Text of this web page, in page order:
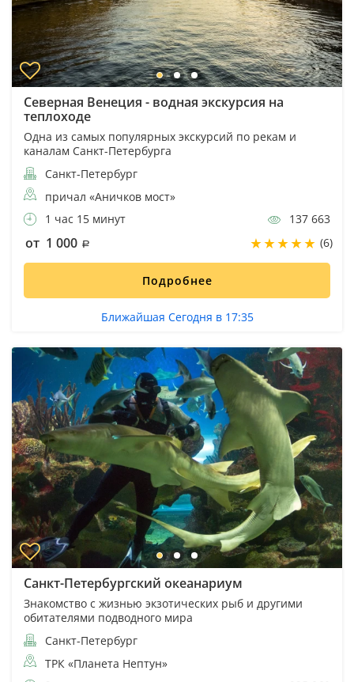
Северная Венеция - водная экскурсия на
теплоходе
Одна из самых популярных экскурсий по рекам и
каналам Санкт-Петербурга
Санкт-Петербург
причал «Аничков мост»
1 час 15 минут
137 663
от 1 000 (6)
Подробнее
Ближайшая Сегодня в 17:35
Санкт-Петербургский океанариум
Знакомство с жизнью экзотических рыб и другими
обитателями подводного мира
Санкт-Петербург
ТРК «Планета Нептун»